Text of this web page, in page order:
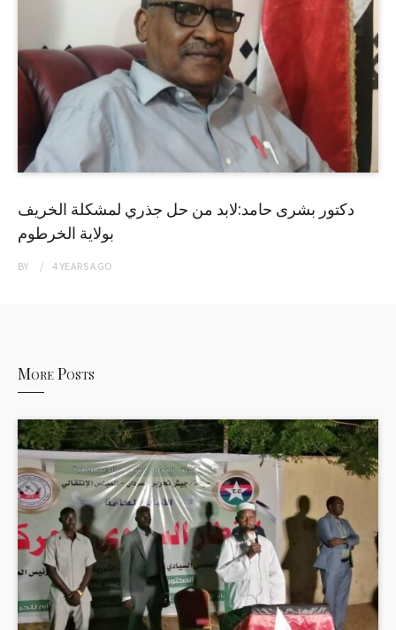
دكتور بشرى حامد:لابد من حل جذري لمشكلة الخريف
بولاية الخرطوم
BY 4 YEARSAGO
More Posts